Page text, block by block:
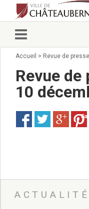
Vie municipale
Conseillers
Arrêtés du
Services
Pour venir
Services
Accueil > Revue de
Revue
10